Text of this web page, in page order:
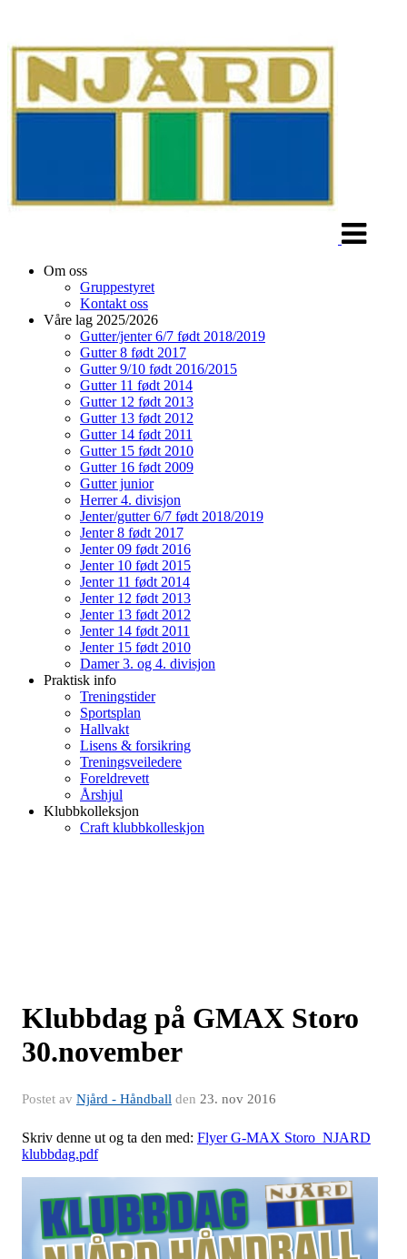
Om oss
Gruppestyret
Kontakt oss
Våre lag 2025/2026
Gutter/jenter 6/7 født 2018/2019
Gutter 8 født 2017
Gutter 9/10 født 2016/2015
Gutter 11 født 2014
Gutter 12 født 2013
Gutter 13 født 2012
Gutter 14 født 2011
Gutter 15 født 2010
Gutter 16 født 2009
Gutter junior
Herrer 4. divisjon
Jenter/gutter 6/7 født 2018/2019
Jenter 8 født 2017
Jenter 09 født 2016
Jenter 10 født 2015
Jenter 11 født 2014
Jenter 12 født 2013
Jenter 13 født 2012
Jenter 14 født 2011
Jenter 15 født 2010
Damer 3. og 4. divisjon
Praktisk info
Treningstider
Sportsplan
Hallvakt
Lisens & forsikring
Treningsveiledere
Foreldrevett
Årshjul
Klubbkolleksjon
Craft klubbkolleskjon
Klubbdag på GMAX Storo
30.november
Postet av Njård - Håndball den 23. nov 2016
Skriv denne ut og ta den med: Flyer G-MAX Storo_NJARD
klubbdag.pdf